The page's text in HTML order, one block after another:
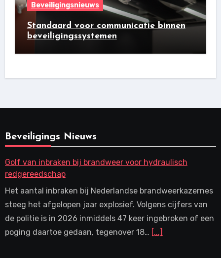
Beveiligingsnieuws
Standaard voor communicatie binnen
beveiligingssystemen
Beveiligings Nieuws
Golf van inbraken bij brandweer voor hydraulisch
redgereedschap
Het aantal inbraken bij Nederlandse brandweerkazernes
steeg het afgelopen jaar explosief. Volgens cijfers van
de politie is in 2026 inmiddels 47 keer ingebroken of een
poging daartoe gedaan, tegenover 18… [...]